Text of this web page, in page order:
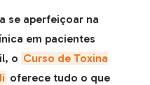
se aperfeiçoar na
em pacientes
o Curso de Toxina
oferece tudo o que